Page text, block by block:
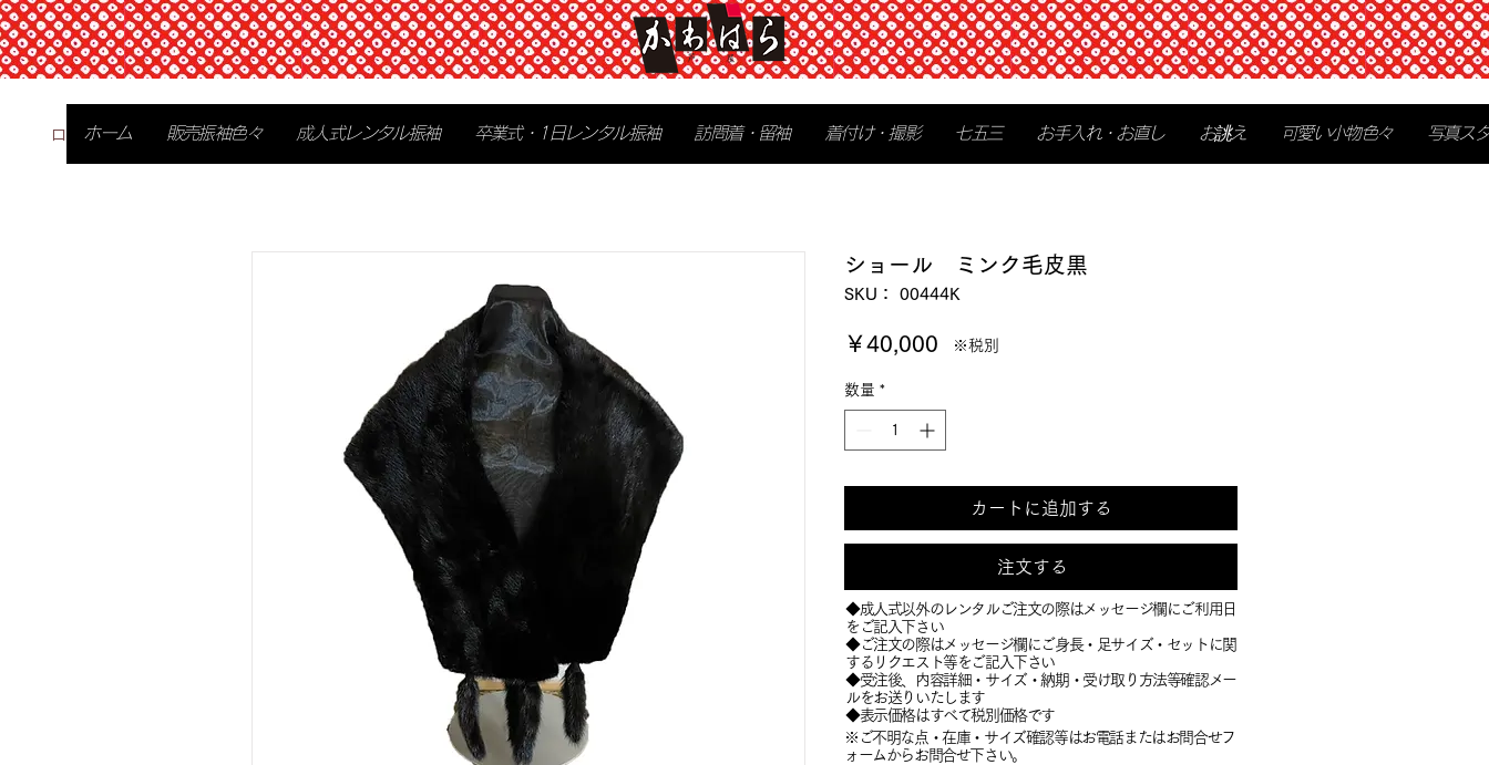
ログイン
ホーム 販売振袖色々 成人式レンタル振袖 卒業式・1日レンタル振袖 訪問着・留袖 着付け・撮影 七五三 お手入れ・お直し お誂え 可愛い小物色々 写真ス
ショール ミンク毛皮黒
SKU： 00444K
￥40,000 価
数量 *
カートに追加する
注文する
※税別
※ご不明な点・在庫・サイズ確認等はお電話またはお問合せフ
ォームからお問合せ下さい。
◆成人式以外のレンタルご注文の際はメッセージ欄にご利用日
をご記入下さい
◆ご注文の際はメッセージ欄にご身長・足サイズ・セットに関
するリクエスト等をご記入下さい
​◆受注後、内容詳細・サイズ・納期・受け取り方法等確認メー
ルをお送りいたします
​◆表示価格はすべて税別価格です